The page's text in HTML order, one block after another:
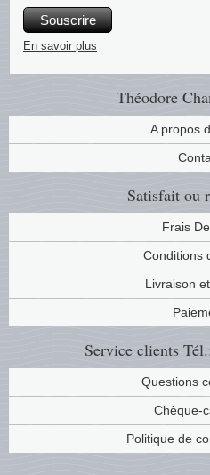
Théodore
A propos
Satisfait ou
Frais
Conditions
Livraison
Service clients
Questions
Chèque-
Politique de
Souscrire
En savoir plus